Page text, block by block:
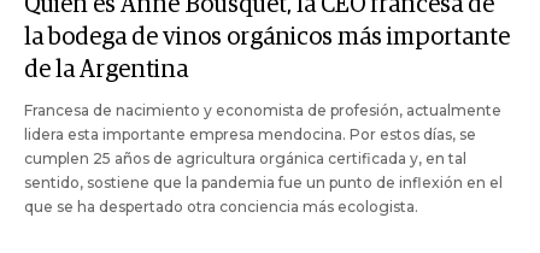
Quién es Anne Bousquet, la CEO francesa de
la bodega de vinos orgánicos más importante
de la Argentina
Francesa de nacimiento y economista de profesión, actualmente
lidera esta importante empresa mendocina. Por estos días, se
cumplen 25 años de agricultura orgánica certificada y, en tal
sentido, sostiene que la pandemia fue un punto de inflexión en el
que se ha despertado otra conciencia más ecologista.